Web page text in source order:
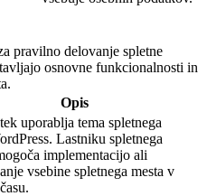
pravilno delovanje spletne
osnovne funkcionalnosti in
Opis
uporablja tema spletnega
Lastniku spletnega
implementacijo ali
vsebine spletnega mesta v